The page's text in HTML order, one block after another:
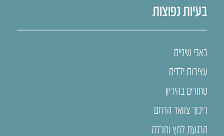
בעיות נפוצות
כאבי שיניים
עצירות ילדים
טחורים בהיריון
ריכוך צוואר הרחם
הרגעת לחץ וחרדה